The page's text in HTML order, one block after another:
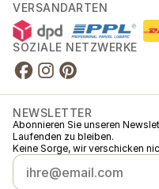
VERSANDARTEN
SOZIALE NETZWERKE
NEWSLETTER
Abonnieren Sie unseren
Laufenden zu bleiben.
Keine Sorge, wir verschicken